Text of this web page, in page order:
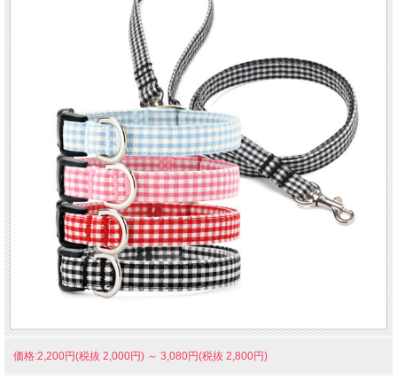
ギンガム
カラー/リード XS, Sサイズ
どんな子にも、どんな服装にも合わせやすい人気のギンガムチェック。使いや
すい色がラインナップされているので、何色か揃えて季節やお天気・お洋服と
のコーディネイトを楽しむのもGood !多頭飼いの方はお揃いで使うと可愛いさ
と楽しさがうんとUp !オーナー様のファッション小物とさりげなく合わせて…
などオシャレ小技にも重宝すること間違いなしの定番犬具です。
＊カラーとリードは別売りとなります。
価格:2,200円(税抜 2,000円) ～ 3,080円(税抜 2,800円)